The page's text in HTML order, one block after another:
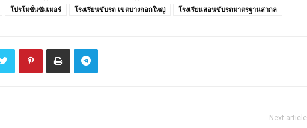
โปรโมชั่นซัมเมอร์ โรงเรียนขับรถ เขตบางกอกใหญ่ โรงเรียนสอนขับรถมาตรฐานสากล
Next article